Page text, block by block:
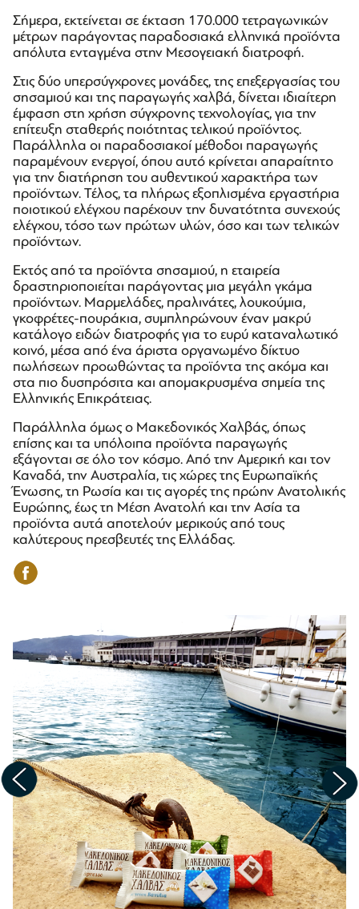
Σήμερα, εκτείνεται σε έκταση 170.000 τετραγωνικών
μέτρων παράγοντας παραδοσιακά ελληνικά προϊόντα
απόλυτα ενταγμένα στην Μεσογειακή διατροφή.
Στις δύο υπερσύγχρονες μονάδες, της επεξεργασίας του
σησαμιού και της παραγωγής χαλβά, δίνεται ιδιαίτερη
έμφαση στη χρήση σύγχρονης τεχνολογίας, για την
επίτευξη σταθερής ποιότητας τελικού προϊόντος.
Παράλληλα οι παραδοσιακοί μέθοδοι παραγωγής
παραμένουν ενεργοί, όπου αυτό κρίνεται απαραίτητο
για την διατήρηση του αυθεντικού χαρακτήρα των
προϊόντων. Τέλος, τα πλήρως εξοπλισμένα εργαστήρια
ποιοτικού ελέγχου παρέχουν την δυνατότητα συνεχούς
ελέγχου, τόσο των πρώτων υλών, όσο και των τελικών
προϊόντων.
Εκτός από τα προϊόντα σησαμιού, η εταιρεία
δραστηριοποιείται παράγοντας μια μεγάλη γκάμα
προϊόντων. Μαρμελάδες, πραλινάτες, λουκούμια,
γκοφρέτες-πουράκια, συμπληρώνουν έναν μακρύ
κατάλογο ειδών διατροφής για το ευρύ καταναλωτικό
κοινό, μέσα από ένα άριστα οργανωμένο δίκτυο
πωλήσεων προωθώντας τα προϊόντα της ακόμα και
στα πιο δυσπρόσιτα και απομακρυσμένα σημεία της
Ελληνικής Επικράτειας.
Παράλληλα όμως ο Μακεδονικός Χαλβάς, όπως
επίσης και τα υπόλοιπα προϊόντα παραγωγής
εξάγονται σε όλο τον κόσμο. Από την Αμερική και τον
Καναδά, την Αυστραλία, τις χώρες της Ευρωπαϊκής
Ένωσης, τη Ρωσία και τις αγορές της πρώην Ανατολικής
Ευρώπης, έως τη Μέση Ανατολή και την Ασία τα
προϊόντα αυτά αποτελούν μερικούς από τους
καλύτερους πρεσβευτές της Ελλάδας.